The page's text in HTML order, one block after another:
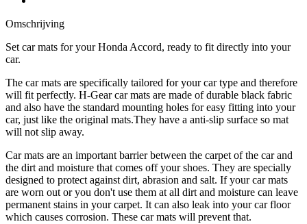
Omschrijving
Set car mats for your Honda Accord, ready to fit directly into your
car.
The car mats are specifically tailored for your car type and therefore
will fit perfectly. H-Gear car mats are made of durable black fabric
and also have the standard mounting holes for easy fitting into your
car, just like the original mats.They have a anti-slip surface so mat
will not slip away.
Car mats are an important barrier between the carpet of the car and
the dirt and moisture that comes off your shoes. They are specially
designed to protect against dirt, abrasion and salt. If your car mats
are worn out or you don't use them at all dirt and moisture can leave
permanent stains in your carpet. It can also leak into your car floor
which causes corrosion. These car mats will prevent that.